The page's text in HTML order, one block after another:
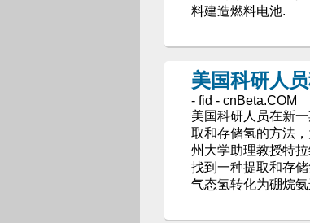
料建造燃料电池.
美国科研人
- fid - cnBeta.COM
美国科研人员在新
取和存储氢的方法
州大学助理教授特
找到一种提取和存
气态氢转化为硼烷